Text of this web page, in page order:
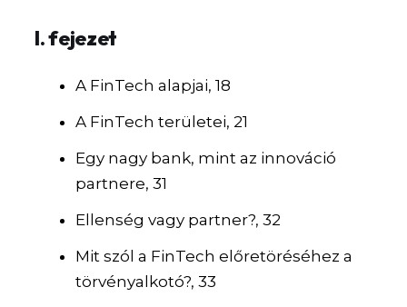
I. fejezet
A FinTech alapjai, 18
A FinTech területei, 21
Egy nagy bank, mint az innováció
partnere, 31
Ellenség vagy partner?, 32
Mit szól a FinTech előretöréséhez a
törvényalkotó?, 33